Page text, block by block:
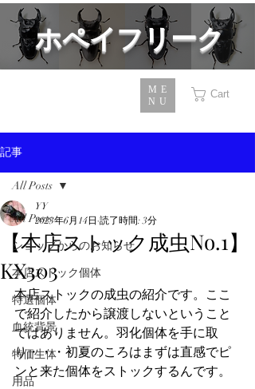
​ホペイフリーク
ME
NU
Cart
記事
All Posts
ショップからのお知らせ
本店ストック個体
特選個体
血統背景
特価生体
用品
All Posts
【本店ストック成虫No.1】
KX303
YY
2023年6月14日 読了時間: 3分
本店ストックの成虫の紹介です。ここ
で紹介したから譲渡しないということ
ではありません。羽化個体を手に取
り・・・初夏のころはまずは直感でピ
ンと来た個体をストックするんです。